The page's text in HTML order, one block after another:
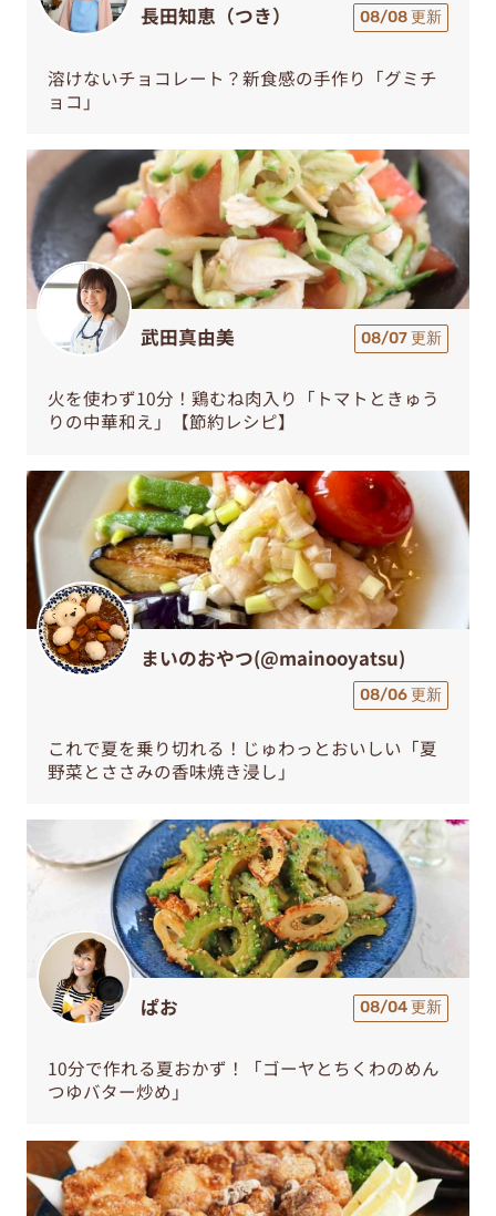
長田知恵（つき） 08/08 更新
溶けないチョコレート？新食感の手作り「グミチ
ョコ」
武田真由美 08/07 更新
火を使わず10分！鶏むね肉入り「トマトときゅう
りの中華和え」【節約レシピ】
まいのおやつ(@mainooyatsu)
08/06 更新
これで夏を乗り切れる！じゅわっとおいしい「夏
野菜とささみの香味焼き浸し」
ぱお 08/04 更新
10分で作れる夏おかず！「ゴーヤとちくわのめん
つゆバター炒め」